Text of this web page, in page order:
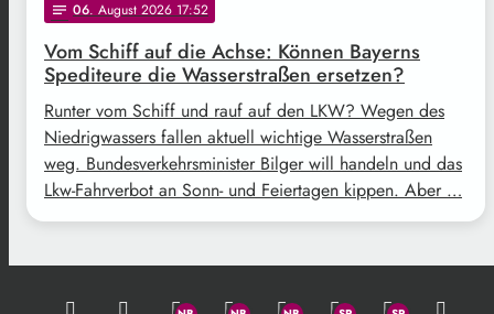
notes 06. August 2026 17:52
Vom Schiff auf die Achse: Können Bayerns
Spediteure die Wasserstraßen ersetzen?
Runter vom Schiff und rauf auf den LKW? Wegen des
Niedrigwassers fallen aktuell wichtige Wasserstraßen
weg. Bundesverkehrsminister Bilger will handeln und das
Lkw-Fahrverbot an Sonn- und Feiertagen kippen. Aber …